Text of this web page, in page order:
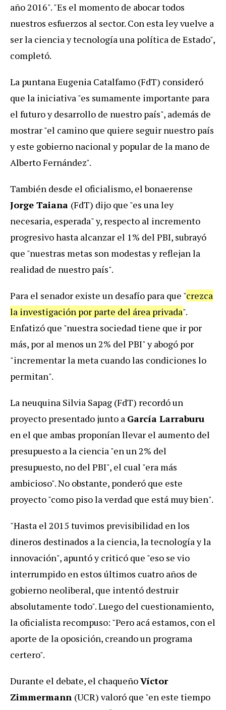
año 2016". "Es el momento de abocar todos
nuestros esfuerzos al sector. Con esta ley vuelve a
ser la ciencia y tecnología una política de Estado",
completó.
La puntana Eugenia Catalfamo (FdT) consideró
que la iniciativa "es sumamente importante para
el futuro y desarrollo de nuestro país", además de
mostrar "el camino que quiere seguir nuestro país
y este gobierno nacional y popular de la mano de
Alberto Fernández".
También desde el oficialismo, el bonaerense
Jorge Taiana (FdT) dijo que "es una ley
necesaria, esperada" y, respecto al incremento
progresivo hasta alcanzar el 1% del PBI, subrayó
que "nuestras metas son modestas y reflejan la
realidad de nuestro país".
Para el senador existe un desafío para que "crezca
la investigación por parte del área privada".
Enfatizó que "nuestra sociedad tiene que ir por
más, por al menos un 2% del PBI" y abogó por
"incrementar la meta cuando las condiciones lo
permitan".
La neuquina Silvia Sapag (FdT) recordó un
proyecto presentado junto a García Larraburu
en el que ambas proponían llevar el aumento del
presupuesto a la ciencia "en un 2% del
presupuesto, no del PBI", el cual "era más
ambicioso". No obstante, ponderó que este
proyecto "como piso la verdad que está muy bien".
"Hasta el 2015 tuvimos previsibilidad en los
dineros destinados a la ciencia, la tecnología y la
innovación", apuntó y criticó que "eso se vio
interrumpido en estos últimos cuatro años de
gobierno neoliberal, que intentó destruir
absolutamente todo". Luego del cuestionamiento,
la oficialista recompuso: "Pero acá estamos, con el
aporte de la oposición, creando un programa
certero".
Durante el debate, el chaqueñoVíctor
Zimmermann (UCR) valoró que "en este tiempo